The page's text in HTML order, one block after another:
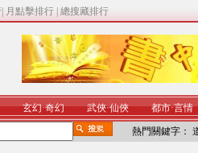
月點擊排行 總搜藏排行
玄幻·奇幻 武俠·仙俠 都市·言情
熱門關鍵字：